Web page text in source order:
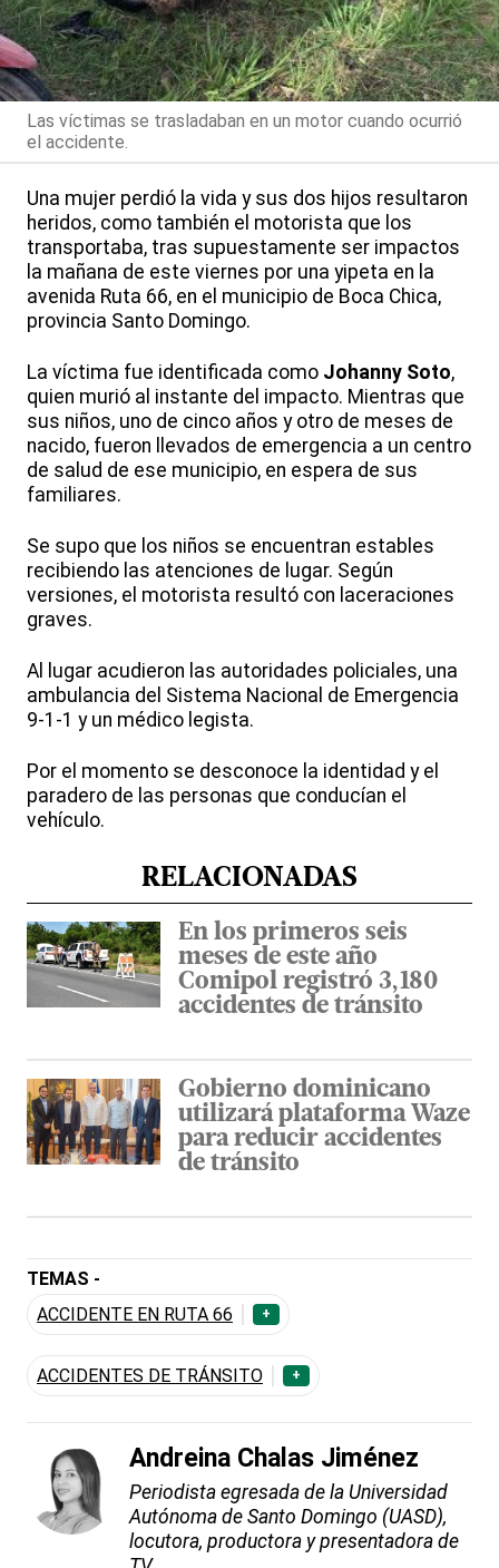
Las víctimas se trasladaban en un motor cuando ocurrió
el accidente.
Una mujer perdió la vida y sus dos hijos resultaron
heridos, como también el motorista que los
transportaba, tras supuestamente ser impactos
la mañana de este viernes por una yipeta en la
avenida Ruta 66, en el municipio de Boca Chica,
provincia Santo Domingo.
La víctima fue identificada como Johanny Soto,
quien murió al instante del impacto. Mientras que
sus niños, uno de cinco años y otro de meses de
nacido, fueron llevados de emergencia a un centro
de salud de ese municipio, en espera de sus
familiares.
Se supo que los niños se encuentran estables
recibiendo las atenciones de lugar. Según
versiones, el motorista resultó con laceraciones
graves.
Al lugar acudieron las autoridades policiales, una
ambulancia del Sistema Nacional de Emergencia
9-1-1 y un médico legista.
Por el momento se desconoce la identidad y el
paradero de las personas que conducían el
vehículo.
RELACIONADAS
En los primeros seis
meses de este año
Comipol registró 3,180
accidentes de tránsito
Gobierno dominicano
utilizará plataforma Waze
para reducir accidentes
de tránsito
TEMAS -
ACCIDENTE EN RUTA 66
+
ACCIDENTES DE TRÁNSITO +
Andreina Chalas Jiménez
Periodista egresada de la Universidad
Autónoma de Santo Domingo (UASD),
locutora, productora y presentadora de